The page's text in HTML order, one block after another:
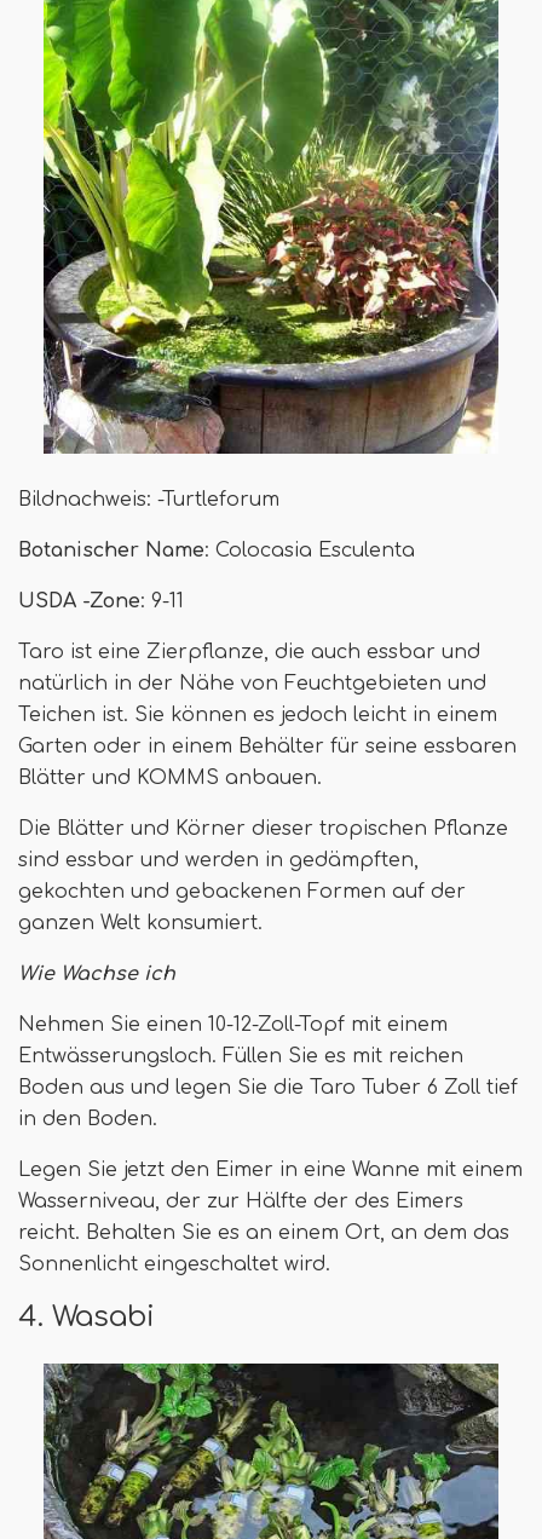
Bildnachweis: -Turtleforum
Botanischer Name: Colocasia Esculenta
USDA -Zone: 9-11
Taro ist eine Zierpflanze, die auch essbar und
natürlich in der Nähe von Feuchtgebieten und
Teichen ist. Sie können es jedoch leicht in einem
Garten oder in einem Behälter für seine essbaren
Blätter und KOMMS anbauen.
Die Blätter und Körner dieser tropischen Pflanze
sind essbar und werden in gedämpften,
gekochten und gebackenen Formen auf der
ganzen Welt konsumiert.
Wie Wachse ich
Nehmen Sie einen 10-12-Zoll-Topf mit einem
Entwässerungsloch. Füllen Sie es mit reichen
Boden aus und legen Sie die Taro Tuber 6 Zoll tief
in den Boden.
Legen Sie jetzt den Eimer in eine Wanne mit einem
Wasserniveau, der zur Hälfte der des Eimers
reicht. Behalten Sie es an einem Ort, an dem das
Sonnenlicht eingeschaltet wird.
4. Wasabi